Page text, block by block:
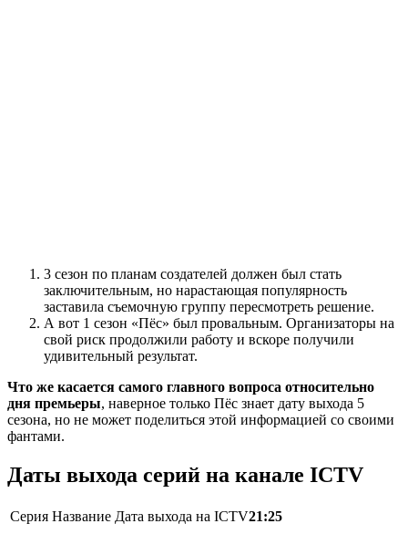
3 сезон по планам создателей должен был стать
заключительным, но нарастающая популярность
заставила съемочную группу пересмотреть решение.
А вот 1 сезон «Пёс» был провальным. Организаторы на
свой риск продолжили работу и вскоре получили
удивительный результат.
Что же касается самого главного вопроса относительно
дня премьеры, наверное только Пёс знает дату выхода 5
сезона, но не может поделиться этой информацией со своими
фантами.
Даты выхода серий на канале ICTV
Серия Название Дата выхода на ICTV21:25